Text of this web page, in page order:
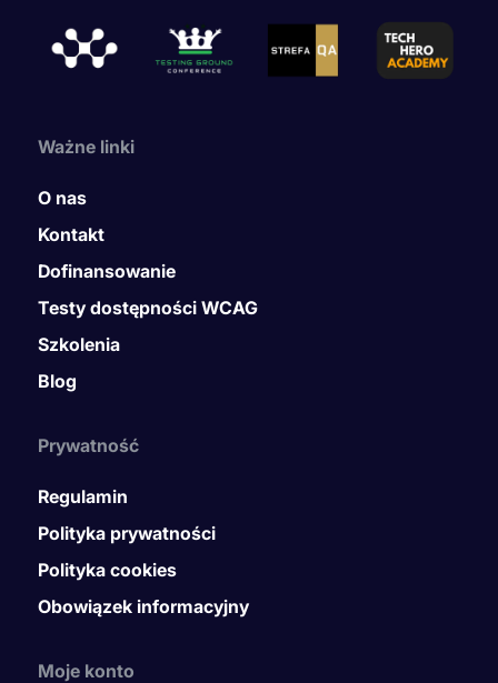
Ważne linki
O nas
Kontakt
Dofinansowanie
Testy dostępności WCAG
Szkolenia
Blog
Prywatność
Regulamin
Polityka prywatności
Polityka cookies
Obowiązek informacyjny
Moje konto